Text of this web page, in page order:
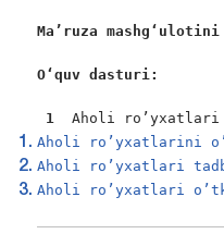
Ma’ruza
O‘quv dasturi:
1 Aholi ro’yxatlari
Aholi ro’yxatlarini
Aholi ro’yxatlari
Aholi ro’yxatlari